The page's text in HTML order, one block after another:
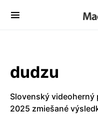
dudzu
Slovenský videoherný
2025 zmiešané